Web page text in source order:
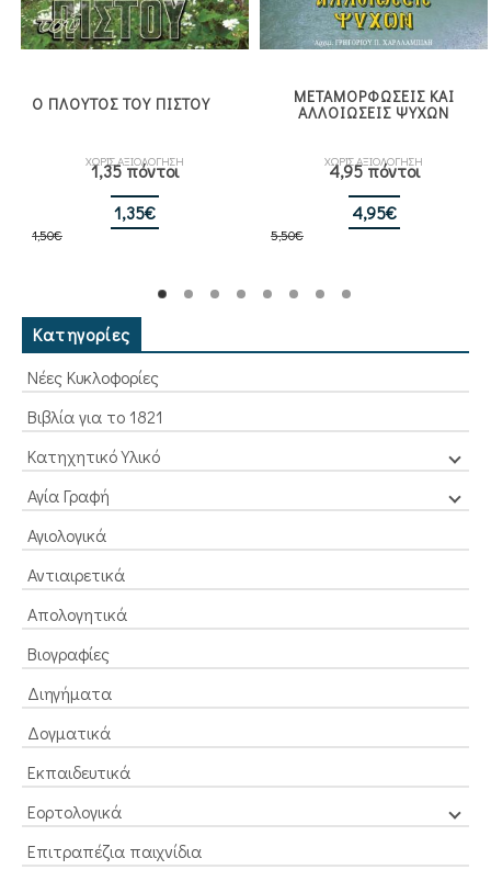
Ο ΠΛΟΥΤΟΣ ΤΟΥ ΠΙΣΤΟΥ
ΧΩΡΙΣ ΑΞΙΟΛΟΓΗΣΗ
1,35 πόντοι
1,50€
Original
1,35€
είναι:
ΜΕΤΑΜΟΡΦΩΣΕΙΣ ΚΑΙ
ΑΛΛΟΙΩΣΕΙΣ ΨΥΧΩΝ
ΧΩΡΙΣ ΑΞΙΟΛΟΓΗΣΗ
4,95 πόντοι
5,50€
Original
5,50€.
4,95€
Κατηγορίες
Νέες Κυκλοφορίες
Βιβλία για το 1821
Κατηχητικό Υλικό
Αγία Γραφή
Αγιολογικά
Αντιαιρετικά
Απολογητικά
Βιογραφίες
Διηγήματα
Δογματικά
Εκπαιδευτικά
Εορτολογικά
Επιτραπέζια παιχνίδια